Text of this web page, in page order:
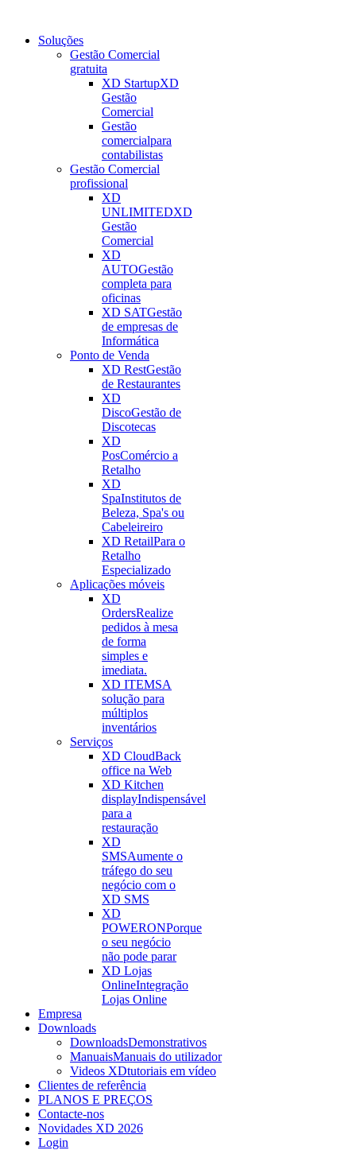
Soluções
Gestão Comercial
gratuita
XD StartupXD
Gestão
Comercial
Gestão
comercialpara
contabilistas
Gestão Comercial
profissional
XD
UNLIMITEDXD
Gestão
Comercial
XD
AUTOGestão
completa para
oficinas
XD SATGestão
de empresas de
Informática
Ponto de Venda
XD RestGestão
de Restaurantes
XD
DiscoGestão de
Discotecas
XD
PosComércio a
Retalho
XD
SpaInstitutos de
Beleza, Spa's ou
Cabeleireiro
XD RetailPara o
Retalho
Especializado
Aplicações móveis
XD
OrdersRealize
pedidos à mesa
de forma
simples e
imediata.
XD ITEMSA
solução para
múltiplos
inventários
Serviços
XD CloudBack
office na Web
XD Kitchen
displayIndispensável
para a
restauração
XD
SMSAumente o
tráfego do seu
negócio com o
XD SMS
XD
POWERONPorque
o seu negócio
não pode parar
XD Lojas
OnlineIntegração
Lojas Online
Empresa
Downloads
DownloadsDemonstrativos
ManuaisManuais do utilizador
Videos XDtutoriais em vídeo
Clientes de referência
PLANOS E PREÇOS
Contacte-nos
Novidades XD 2026
Login